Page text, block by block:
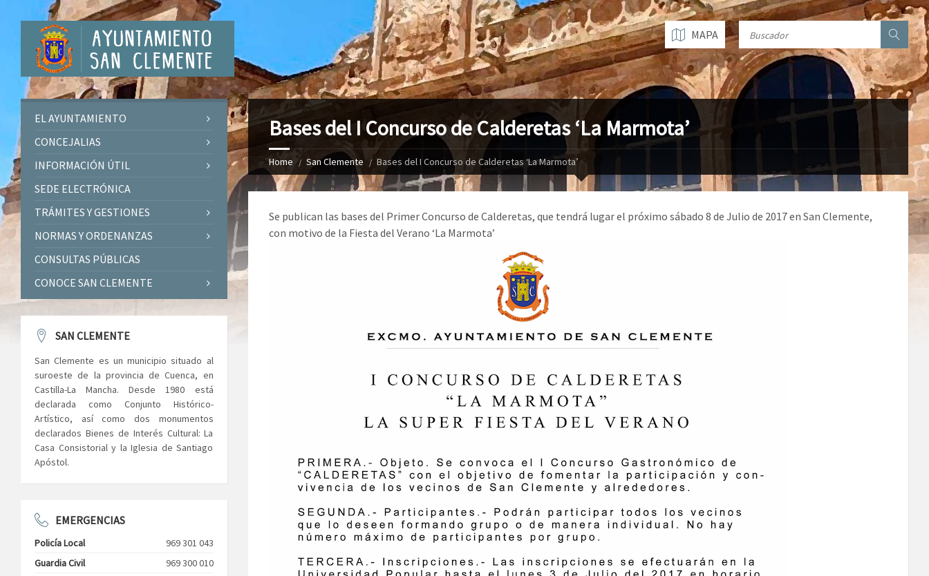
MAPA
Bases del I Concurso de Calderetas ‘La Marmota’
Home San Clemente Bases del I Concurso de Calderetas ‘La Marmota’
Se publican las bases del Primer Concurso de Calderetas, que tendrá lugar el próximo sábado 8 de Julio de 2017 en San Clemente,
con motivo de la Fiesta del Verano ‘La Marmota’
EL AYUNTAMIENTO
CONCEJALIAS
INFORMACIÓN ÚTIL
SEDE ELECTRÓNICA
TRÁMITES Y GESTIONES
NORMAS Y ORDENANZAS
CONSULTAS PÚBLICAS
CONOCE SAN CLEMENTE
SAN CLEMENTE
San Clemente es un municipio situado al
suroeste de la provincia de Cuenca, en
Castilla-La Mancha. Desde 1980 está
declarada como Conjunto Histórico-
Artístico, así como dos monumentos
declarados Bienes de Interés Cultural: La
Casa Consistorial y la Iglesia de Santiago
Apóstol.
EMERGENCIAS
Policía Local
969 301 043
Guardia Civil
969 300 010